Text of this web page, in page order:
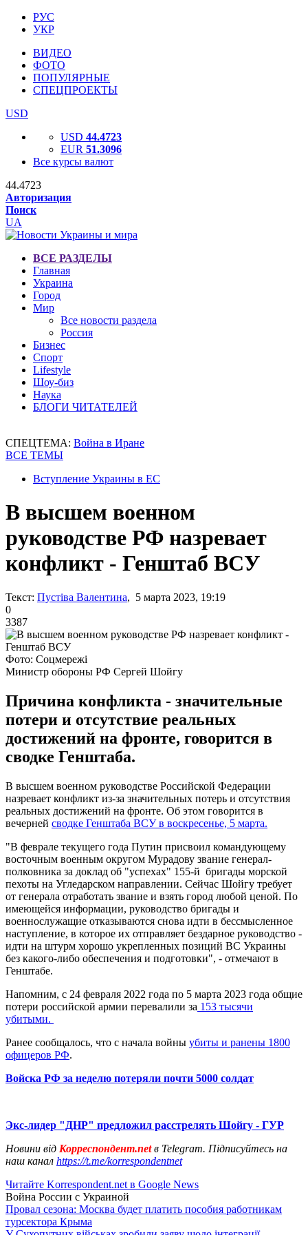
РУС
УКР
ВИДЕО
ФОТО
ПОПУЛЯРНЫЕ
СПЕЦПРОЕКТЫ
USD
USD 44.4723
EUR 51.3096
Все курсы валют
44.4723
Авторизация
Поиск
UA
ВСЕ РАЗДЕЛЫ
Главная
Украина
Город
Мир
Все новости раздела
Россия
Бизнес
Спорт
Lifestyle
Шоу-биз
Наука
БЛОГИ ЧИТАТЕЛЕЙ
СПЕЦТЕМА: Война в Иране
ВСЕ ТЕМЫ
Вступление Украины в ЕС
В высшем военном
руководстве РФ назревает
конфликт - Генштаб ВСУ
Текст: Пустіва Валентина, 5 марта 2023, 19:19
0
3387
Фото: Соцмережі
Министр обороны РФ Сергей Шойгу
Причина конфликта - значительные
потери и отсутствие реальных
достижений на фронте, говорится в
сводке Генштаба.
В высшем военном руководстве Российской Федерации
назревает конфликт из-за значительных потерь и отсутствия
реальных достижений на фронте. Об этом говорится в
вечерней сводке Генштаба ВСУ в воскресенье, 5 марта.
"В феврале текущего года Путин присвоил командующему
восточным военным округом Мурадову звание генерал-
полковника за доклад об "успехах" 155-й бригады морской
пехоты на Угледарском направлении. Сейчас Шойгу требует
от генерала отработать звание и взять город любой ценой. По
имеющейся информации, руководство бригады и
военнослужащие отказываются снова идти в бессмысленное
наступление, в которое их отправляет бездарное руководство -
идти на штурм хорошо укрепленных позиций ВС Украины
без какого-либо обеспечения и подготовки", - отмечают в
Генштабе.
Напомним, с 24 февраля 2022 года по 5 марта 2023 года общие
потери российской армии перевалили за 153 тысячи
убитыми.
Ранее сообщалось, что с начала войны убиты и ранены 1800
офицеров РФ.
Войска РФ за неделю потеряли почти 5000 солдат
Экс-лидер "ДНР" предложил расстрелять Шойгу - ГУР
Новини від Корреспондент.netв Telegram. Підписуйтесь на
наш канал https://t.me/korrespondentnet
Читайте Korrespondent.net в Google News
Война России с Украиной
Провал сезона: Москва будет платить пособия работникам
турсектора Крыма